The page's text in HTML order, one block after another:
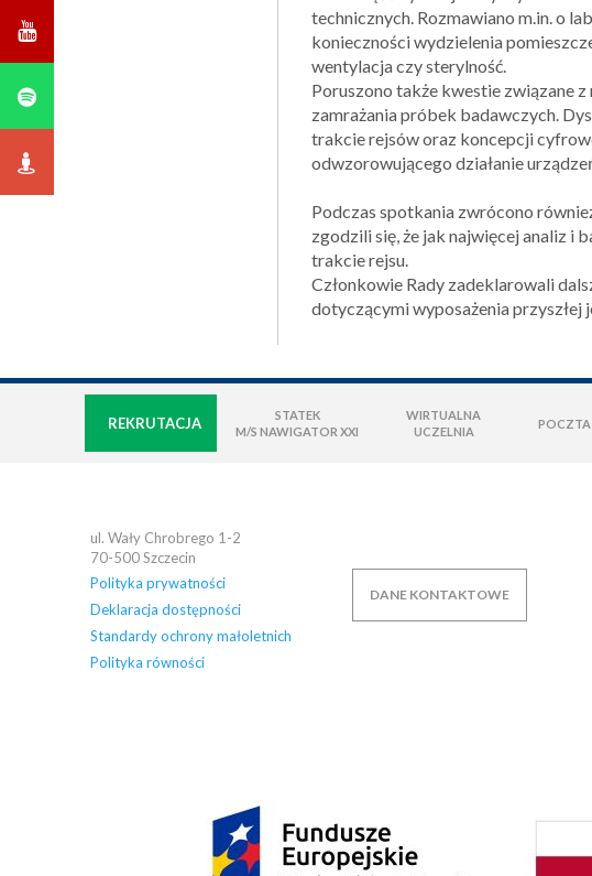
technicznych. Rozmawiano m.in. o
konieczności wydzielenia
wentylacja czy sterylność.
Poruszono także kwestie związane
zamrażania próbek badawczych.
trakcie rejsów oraz koncepcji
odwzorowującego działanie
Podczas spotkania zwrócono
zgodzili się, że jak najwięcej analiz i
trakcie rejsu.
Członkowie Rady zadeklarowali
dotyczącymi wyposażenia przyszłej
REKRUTACJA
STATEK
M/S NAWIGATOR XXI
WIRTUALNA
UCZELNIA
POCZTA
ul. Wały Chrobrego 1-2
70-500Szczecin
Polityka prywatności
Deklaracja dostępności
Standardy ochrony małoletnich
Polityka równości
DANE KONTAKTOWE